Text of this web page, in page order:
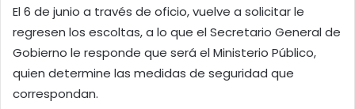
El 6 de junio a través de oficio, vuelve a solicitar le
regresen los escoltas, a lo que el Secretario General de
Gobierno le responde que será el Ministerio Público,
quien determine las medidas de seguridad que
correspondan.